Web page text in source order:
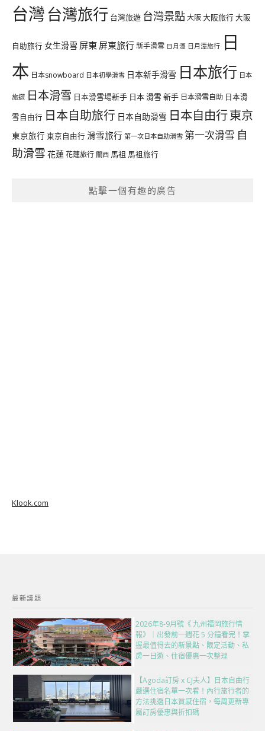
台灣台灣旅行 台灣旅遊 台灣景點大阪大阪旅行大阪
自助旅行 女生滑雪 屏東 屏東旅行新手滑雪 日月潭 日月潭旅行 日
本 日本snowboard 日本初學滑雪 日本新手滑雪 日本旅行 日本
旅遊 日本滑雪 日本滑雪場新手 日本 滑雪 新手 日本滑雪自助 日本滑
雪自由行 日本自助旅行 日本自助滑雪 日本自由行東京
東京旅行 東京自由行 滑雪旅行 第一次日本自助滑雪 第一次滑雪 自
助滑雪 花蓮花蓮旅行 關西 馬祖 馬祖旅行
點擊一個有趣的廣告
Klook.com
最新議題
2026年8-9月號《 九州福岡旅行情
報》｜出發前一週花 5 分鐘看完！掌
握最值得去的新景點、限定活動、私
房一日遊、住宿優惠一次整理
【Agoda訂房 x CJ夫人】日本自由行
嚴選住宿名單一次看！內行旅行者的
方法挑選日本質感住宿，每周更新專
屬訂房優惠與折扣碼